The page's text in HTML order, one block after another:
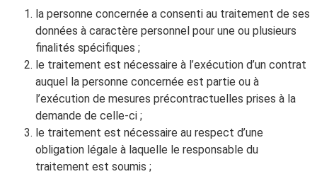
la personne concernée a consenti au traitement de ses
données à caractère personnel pour une ou plusieurs
finalités spécifiques ;
le traitement est nécessaire à l’exécution d’un contrat
auquel la personne concernée est partie ou à
l’exécution de mesures précontractuelles prises à la
demande de celle-ci ;
le traitement est nécessaire au respect d’une
obligation légale à laquelle le responsable du
traitement est soumis ;